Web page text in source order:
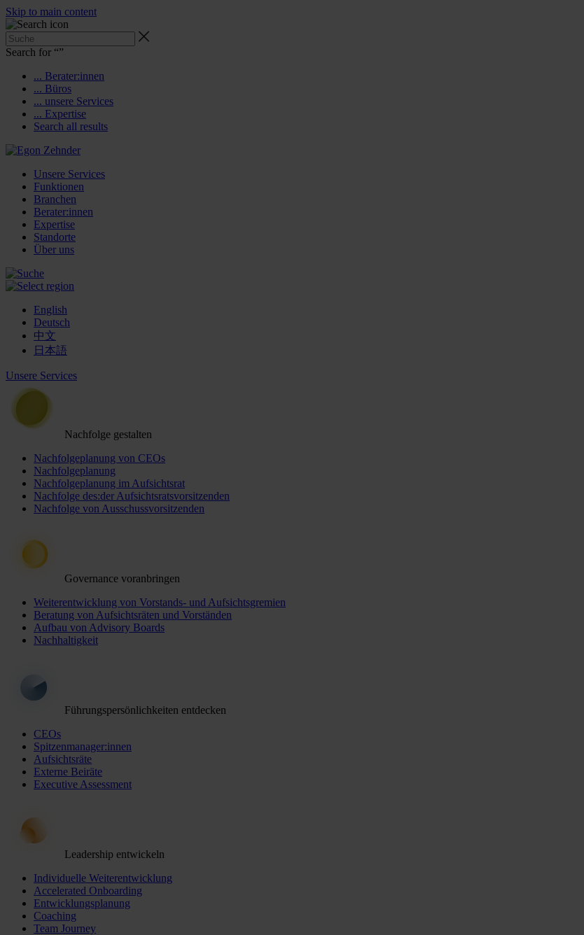
Skip to main content
Search for “”
... Berater:innen
... Büros
... unsere Services
... Expertise
Search all results
Unsere Services
Funktionen
Branchen
Berater:innen
Expertise
Standorte
Über uns
English
Deutsch
中文
日本語
Unsere Services
Nachfolge gestalten
Nachfolgeplanung von CEOs
Nachfolgeplanung
Nachfolgeplanung im Aufsichtsrat
Nachfolge des:der Aufsichtsratsvorsitzenden
Nachfolge von Ausschussvorsitzenden
Governance voranbringen
Weiterentwicklung von Vorstands- und Aufsichtsgremien
Beratung von Aufsichtsräten und Vorständen
Aufbau von Advisory Boards
Nachhaltigkeit
Führungspersönlichkeiten entdecken
CEOs
Spitzenmanager:innen
Aufsichtsräte
Externe Beiräte
Executive Assessment
Leadership entwickeln
Individuelle Weiterentwicklung
Accelerated Onboarding
Entwicklungsplanung
Coaching
Team Journey